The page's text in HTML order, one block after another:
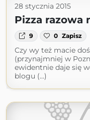
28 stycznia 2015
Pizza razowa
9 0 Zapisz
Czy wy też macie
(przynajmniej w
ewidentnie daje się
blogu (...)